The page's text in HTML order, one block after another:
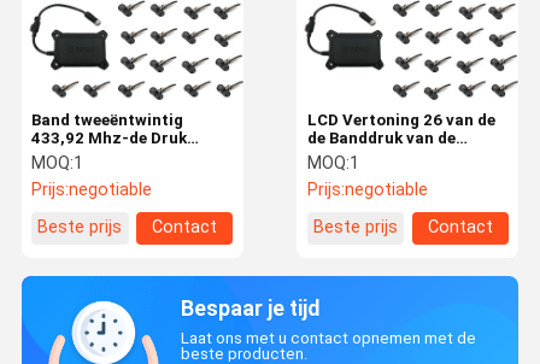
Band tweeëntwintig
433,92 Mhz-de Druk
Controlesysteem van de
Vrachtwagenband
MOQ:1
Prijs:negotiable
Beste prijs
Contact
LCD Vertoning 26 van de
de Banddruk van de
wielenvrachtwagen het
Controlesysteem
MOQ:1
Prijs:negotiable
Beste prijs
Contact
Bespaar je tijd
Laat ons met u contact opnemen met de
beste producten.